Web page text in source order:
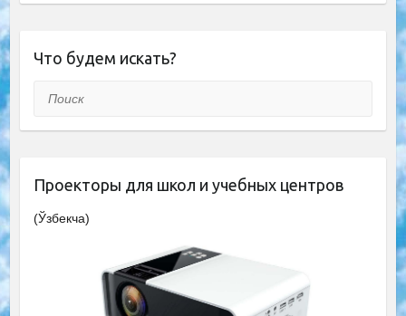
Что будем искать?
Поиск
Проекторы для школ и учебных центров
(Ўзбекча)